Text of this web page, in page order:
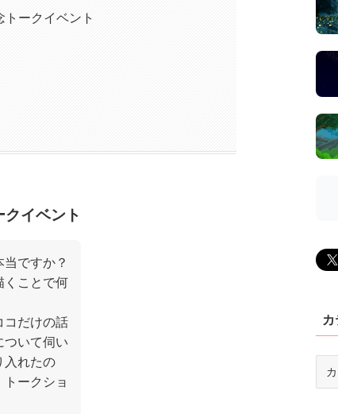
ークイベント
イベント
ですか？
くことで何
コだけの話
ついて伺い
入れたの
ークショ